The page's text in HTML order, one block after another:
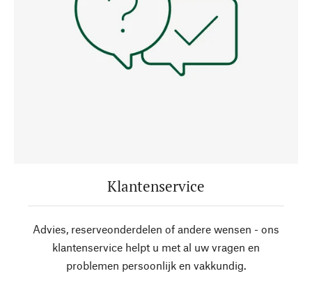
Klantenservice
Advies, reserveonderdelen of andere wensen - ons
klantenservice helpt u met al uw vragen en
problemen persoonlijk en vakkundig.